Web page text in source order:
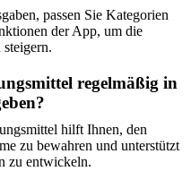
passen Sie Kategorien
der App, um die
regelmäßig in
hilft Ihnen, den
zu bewahren und unterstützt
zu entwickeln.